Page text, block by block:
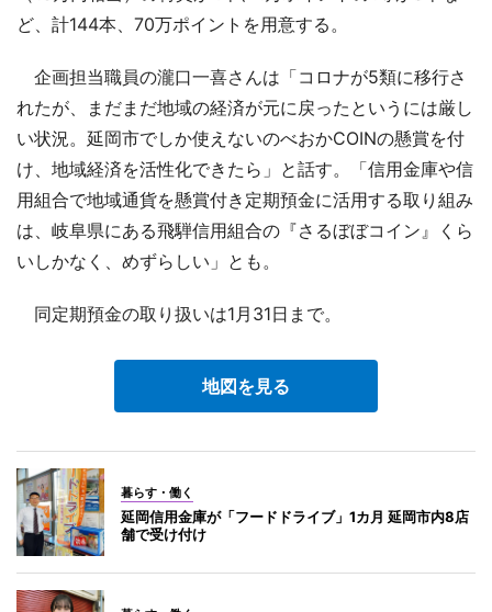
ど、計144本、70万ポイントを用意する。
企画担当職員の瀧口一喜さんは「コロナが5類に移行さ
れたが、まだまだ地域の経済が元に戻ったというには厳し
い状況。延岡市でしか使えないのべおかCOINの懸賞を付
け、地域経済を活性化できたら」と話す。「信用金庫や信
用組合で地域通貨を懸賞付き定期預金に活用する取り組み
は、岐阜県にある飛騨信用組合の『さるぼぼコイン』くら
いしかなく、めずらしい」とも。
同定期預金の取り扱いは1月31日まで。
地図を見る
暮らす・働く
延岡信用金庫が「フードドライブ」1カ月 延岡市内8店
舗で受け付け